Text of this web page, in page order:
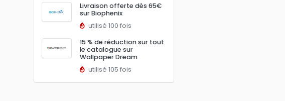
Livraison offerte dès 65€
sur Biophenix
utilisé 100 fois
15 % de réduction sur tout
le catalogue sur
Wallpaper Dream
utilisé 105 fois